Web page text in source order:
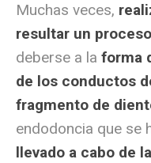
Muchas veces,
resultar un
deberse a la forma
de los conductos
fragmento de
endodoncia que se
llevado a cabo de